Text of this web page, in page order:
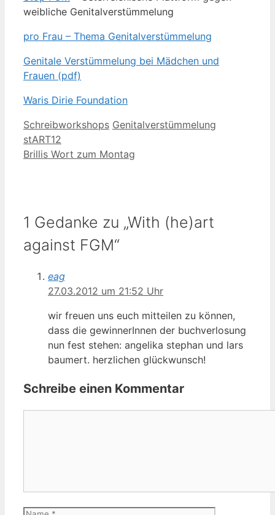
weibliche Genitalverstümmelung
pro Frau – Thema Genitalverstümmelung
Genitale Verstümmelung bei Mädchen und
Frauen (pdf)
Waris Dirie Foundation
Kategorien
Schreibworkshops Schlagwörter
Genitalverstümmelung
stART12
Brillis Wort zum Montag
1 Gedanke zu „With (he)art
against FGM“
eag
27.03.2012 um 21:52 Uhr
wir freuen uns euch mitteilen zu können,
dass die gewinnerInnen der buchverlosung
nun fest stehen: angelika stephan und lars
baumert. herzlichen glückwunsch!
Schreibe einen Kommentar